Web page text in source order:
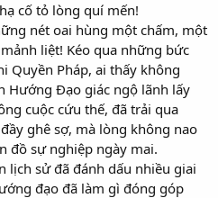
cố tỏ lòng quí mến!
nét oai hùng một chấm, một
liệt! Kéo qua những bức
Quyền Pháp, ai thấy không
Hướng Đạo giác ngộ lãnh lấy
cuộc cứu thế, đã trải qua
ghê sợ, mà lòng không nao
đồ sự nghiệp ngày mai.
lịch sử đã đánh dấu nhiều giai
đạo đã làm gì đóng góp